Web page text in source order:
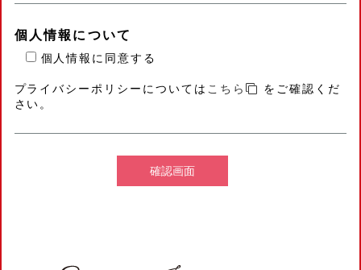
個人情報について
個人情報に同意する
プライバシーポリシーについては こちら
をご確認くだ
さい。